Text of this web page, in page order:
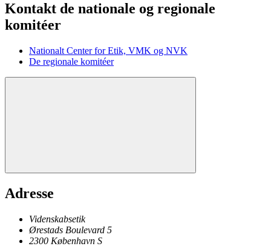
Kontakt de nationale og regionale
komitéer
Nationalt Center for Etik, VMK og NVK
De regionale komitéer
Adresse
Videnskabsetik
Ørestads Boulevard 5
2300 København S